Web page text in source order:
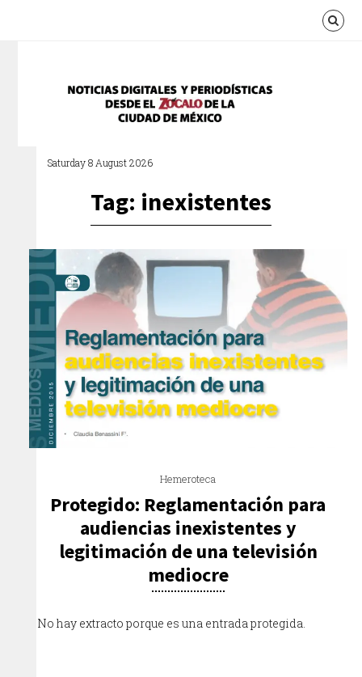
Saturday 8 August 2026
Tag: inexistentes
Hemeroteca
Protegido: Reglamentación para
audiencias inexistentes y
legitimación de una televisión
mediocre
No hay extracto porque es una entrada protegida.